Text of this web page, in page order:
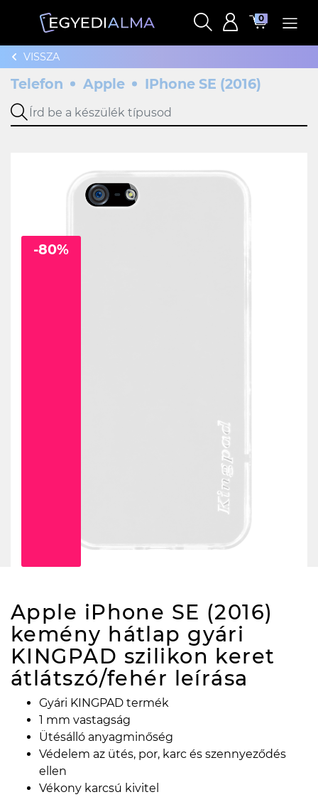
0
VISSZA
Telefon Apple IPhone SE (2016)
-80%
Apple iPhone SE (2016)
kemény hátlap gyári
KINGPAD szilikon keret
átlátszó/fehér leírása
Gyári KINGPAD termék
1 mm vastagság
Ütésálló anyagminőség
Védelem az ütés, por, karc és szennyeződés
ellen
Vékony karcsú kivitel